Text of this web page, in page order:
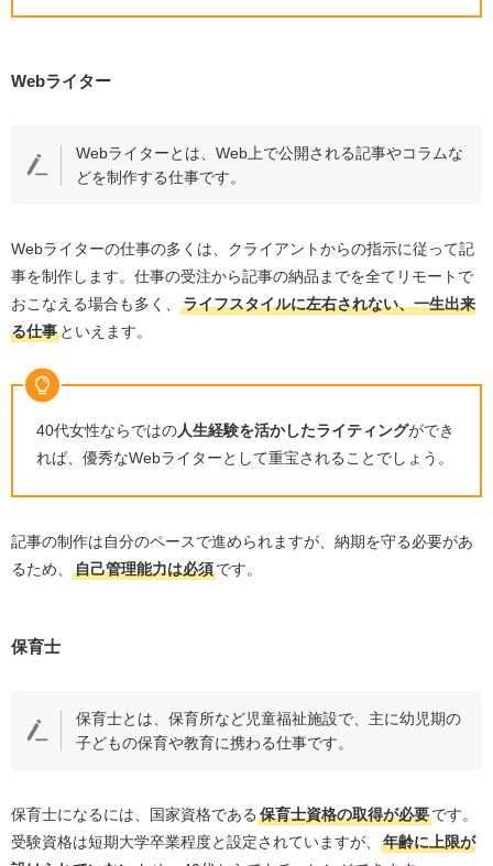
Webライター
Webライターとは、Web上で公開される記事やコラムな
どを制作する仕事です。
Webライターの仕事の多くは、クライアントからの指示に従って記
事を制作します。仕事の受注から記事の納品までを全てリモートで
おこなえる場合も多く、
ライフスタイルに左右されない、一生出来
る仕事といえます。
40代女性ならではの人生経験を活かしたライティングができ
れば、優秀なWebライターとして重宝されることでしょう。
記事の制作は自分のペースで進められますが、納期を守る必要があ
るため、
自己管理能力は必須です。
保育士
保育士とは、保育所など児童福祉施設で、主に幼児期の
子どもの保育や教育に携わる仕事です。
保育士になるには、国家資格である 保育士資格の取得が必要です。
受験資格は短期大学卒業程度と設定されていますが、
年齢に上限が